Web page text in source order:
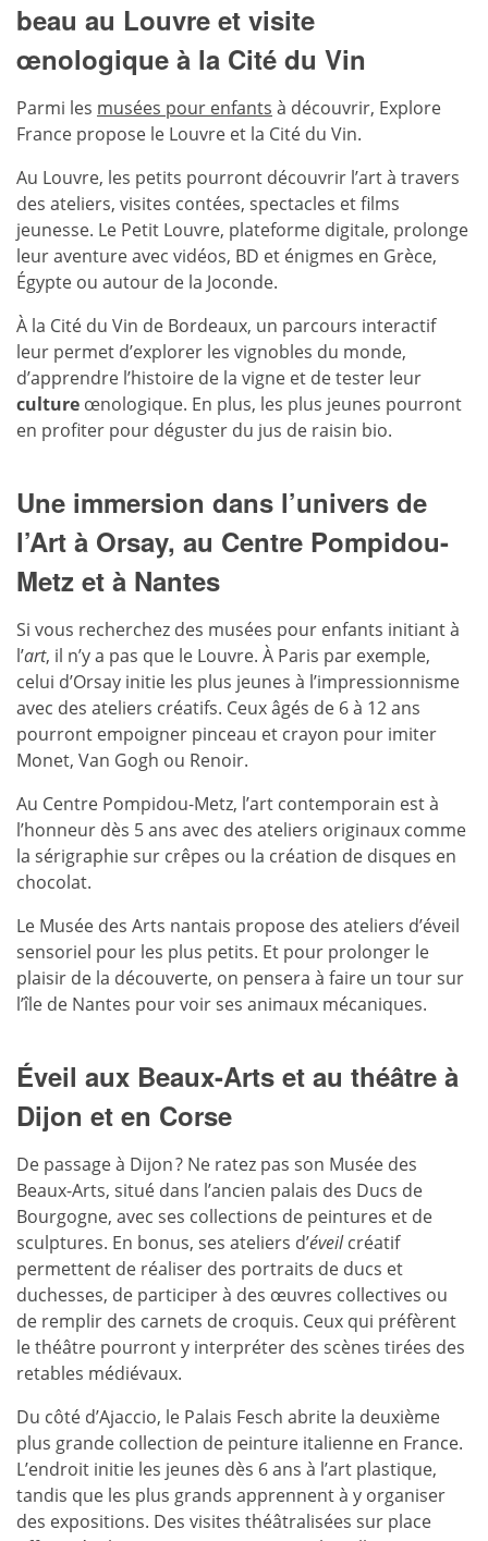
beau au Louvre et visite
œnologique à la Cité du Vin
Parmi les musées pour enfants à découvrir, Explore
France propose le Louvre et la Cité du Vin.
Au Louvre, les petits pourront découvrir l’art à travers
des ateliers, visites contées, spectacles et films
jeunesse. Le Petit Louvre, plateforme digitale, prolonge
leur aventure avec vidéos, BD et énigmes en Grèce,
Égypte ou autour de la Joconde.
À la Cité du Vin de Bordeaux, un parcours interactif
leur permet d’explorer les vignobles du monde,
d’apprendre l’histoire de la vigne et de tester leur
culture œnologique. En plus, les plus jeunes pourront
en profiter pour déguster du jus de raisin bio.
Une immersion dans l’univers de
l’Art à Orsay, au Centre Pompidou-
Metz et à Nantes
Si vous recherchez des musées pour enfants initiant à
l’art, il n’y a pas que le Louvre. À Paris par exemple,
celui d’Orsay initie les plus jeunes à l’impressionnisme
avec des ateliers créatifs. Ceux âgés de 6 à 12 ans
pourront empoigner pinceau et crayon pour imiter
Monet, Van Gogh ou Renoir.
Au Centre Pompidou-Metz, l’art contemporain est à
l’honneur dès 5 ans avec des ateliers originaux comme
la sérigraphie sur crêpes ou la création de disques en
chocolat.
Le Musée des Arts nantais propose des ateliers d’éveil
sensoriel pour les plus petits. Et pour prolonger le
plaisir de la découverte, on pensera à faire un tour sur
l’île de Nantes pour voir ses animaux mécaniques.
Éveil aux Beaux-Arts et au théâtre à
Dijon et en Corse
De passage à Dijon ? Ne ratez pas son Musée des
Beaux-Arts, situé dans l’ancien palais des Ducs de
Bourgogne, avec ses collections de peintures et de
sculptures. En bonus, ses ateliers d’éveilcréatif
permettent de réaliser des portraits de ducs et
duchesses, de participer à des œuvres collectives ou
de remplir des carnets de croquis. Ceux qui préfèrent
le théâtre pourront y interpréter des scènes tirées des
retables médiévaux.
Du côté d’Ajaccio, le Palais Fesch abrite la deuxième
plus grande collection de peinture italienne en France.
L’endroit initie les jeunes dès 6 ans à l’art plastique,
tandis que les plus grands apprennent à y organiser
des expositions. Des visites théâtralisées sur place